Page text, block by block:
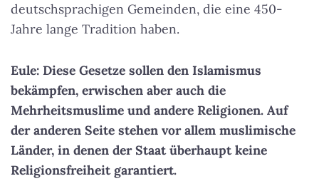
deutschsprachigen Gemeinden, die eine 450-
Jahre lange Tradition haben.
Eule: Diese Gesetze sollen den Islamismus
bekämpfen, erwischen aber auch die
Mehrheitsmuslime und andere Religionen. Auf
der anderen Seite stehen vor allem muslimische
Länder, in denen der Staat überhaupt keine
Religionsfreiheit garantiert.